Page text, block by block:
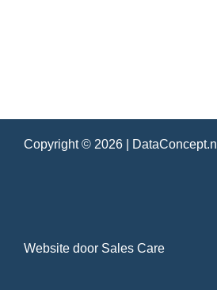
Copyright © 2026 | DataConcept.nl
Website door Sales Care